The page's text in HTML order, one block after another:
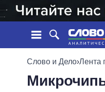
ЛЕНТА
Слово и Дело›Лента